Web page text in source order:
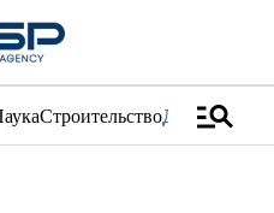
Строительство manage_search